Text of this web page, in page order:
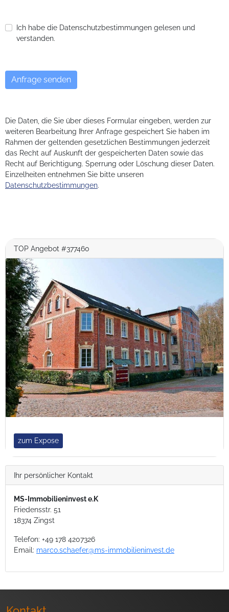
Ich habe die Datenschutzbestimmungen gelesen und
verstanden.
Die Daten, die Sie über dieses Formular eingeben, werden zur
weiteren Bearbeitung Ihrer Anfrage gespeichert Sie haben im
Rahmen der geltenden gesetzlichen Bestimmungen jederzeit
das Recht auf Auskunft der gespeicherten Daten sowie das
Recht auf Berichtigung. Sperrung oder Löschung dieser Daten.
Einzelheiten entnehmen Sie bitte unseren
Datenschutzbestimmungen.
TOP Angebot #377460
zum Expose
Ihr persönlicher Kontakt
MS-Immobilieninvest e.K
Friedensstr. 51
18374 Zingst
Telefon: +49 178 4207326
Email: marco.schaefer@ms-immobilieninvest.de